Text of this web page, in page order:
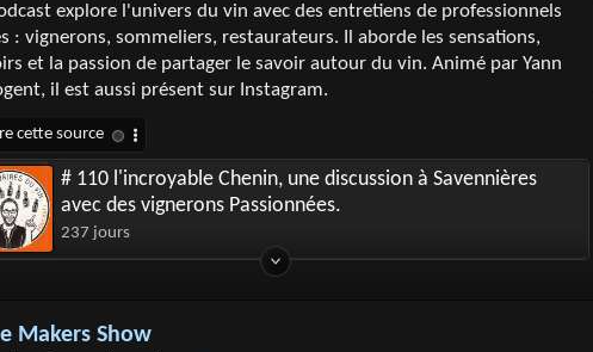
explore l'univers du vin avec des entretiens de professionnels
: vignerons, sommeliers, restaurateurs. Il aborde les sensations,
et la passion de partager le savoir autour du vin. Animé par Yann
il est aussi présent sur Instagram.
# 110 l'incroyable Chenin, une discussion à Savennières
avec des vignerons Passionnées.
237 jours
Makers Show